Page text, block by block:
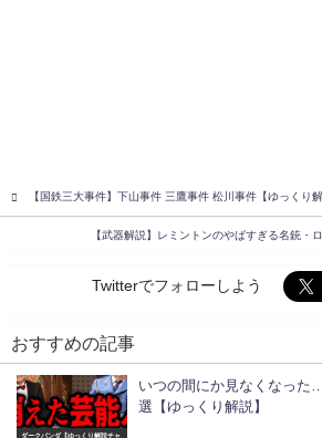
【国鉄三大事件】下山事件 三鷹事件 松川事件【ゆっくり解
【武器解説】レミントンのやばすぎる名銃・
Twitterでフォローしよう
おすすめの記事
ダークパンダ【ゆっくり解説チャ
いつの間にか見なくなった
選【ゆっくり解説】